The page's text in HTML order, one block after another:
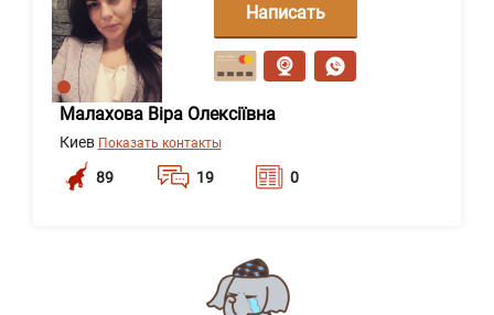
Малахова Віра Олексіївна
Киев Показать контакты
89 19 0
Написать
сообщение